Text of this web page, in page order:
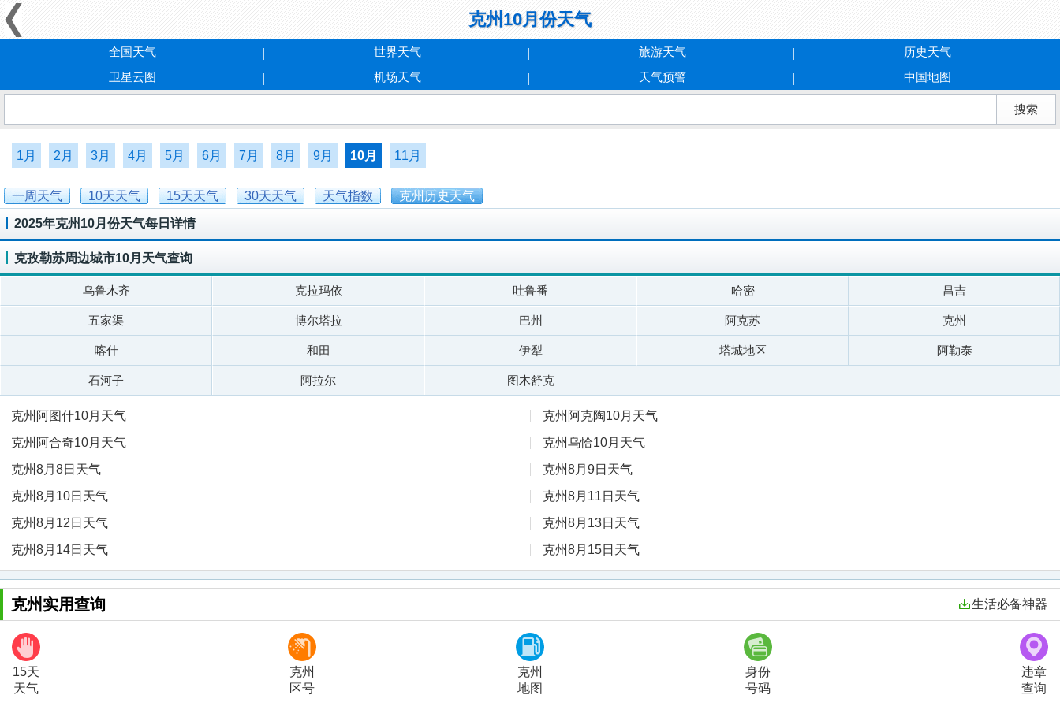
克州10月份天气
全国天气 世界天气 旅游天气
历史天气
卫星云图
机场天气 天气预警 中国地图
1月 2月 3月 4月 5月 6月 7月 8月 9月 10月 11月
一周天气 10天天气 15天天气 30天天气 天气指数 克州历史天气
2025年克州10月份天气每日详情
克孜勒苏周边城市10月天气查询
乌鲁木齐 克拉玛依 吐鲁番 哈密 昌吉
五家渠 博尔塔拉 巴州 阿克苏 克州
喀什 和田 伊犁 塔城地区 阿勒泰
石河子 阿拉尔 图木舒克
克州阿图什10月天气
克州阿克陶10月天气
克州阿合奇10月天气
克州乌恰10月天气
克州8月8日天气
克州8月9日天气
克州8月10日天气
克州8月11日天气
克州8月12日天气
克州8月13日天气
克州8月14日天气
克州8月15日天气
克州实用查询 生活必备神器
15天
天气
克州
区号
克州
地图
身份
号码
违章
查询